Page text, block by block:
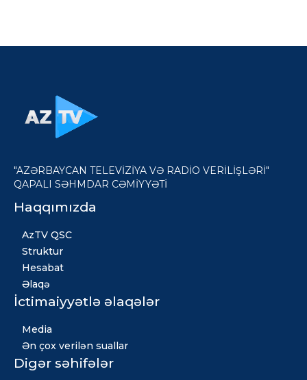
"AZƏRBAYCAN TELEVİZİYA VƏ RADİO VERİLİŞLƏRİ"
QAPALI SƏHMDAR CƏMİYYƏTİ
Haqqımızda
AzTV QSC
Struktur
Hesabat
Əlaqə
İctimaiyyətlə əlaqələr
Media
Ən çox verilən suallar
Digər səhifələr